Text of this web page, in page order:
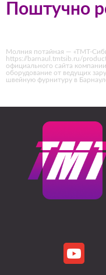
Поштучно
Молния потайная — «ТМТ-
https://barnaul.tmtsib.ru/
официального сайта
оборудование от ведущих
швейную фурнитуру в